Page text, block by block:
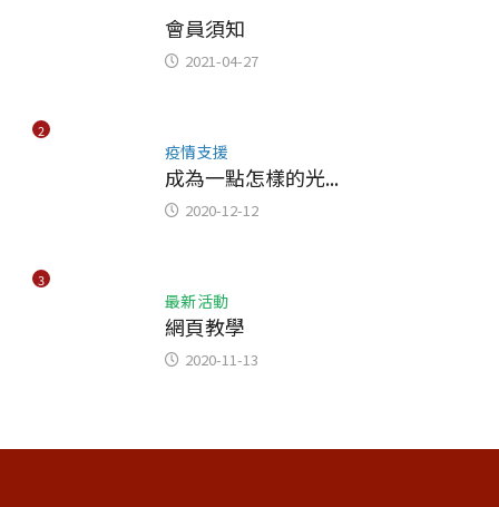
會員須知
2021-04-27
2
疫情支援
成為一點怎樣的光...
2020-12-12
3
最新活動
網頁教學
2020-11-13